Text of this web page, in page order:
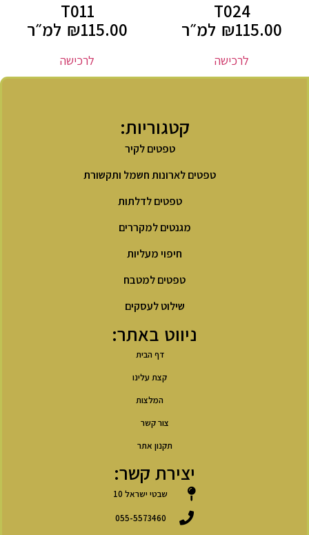
T024
₪115.00 למ״ר
לרכישה
T011
₪115.00 למ״ר
לרכישה
קטגוריות:
טפטים לקיר
טפטים לארונות חשמל ותקשורת
טפטים לדלתות
מגנטים למקררים
חיפוי מעליות
טפטים למטבח
שילוט לעסקים
ניווט באתר:
דף הבית
קצת עלינו
המלצות
צור קשר
תקנון אתר
יצירת קשר:
שבטי ישראל 10
055-5573460